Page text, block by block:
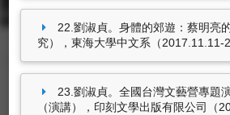
校址: 40704台中市西屯區臺灣大道四段1727
FAX: +886-4-2359-
22.劉淑貞。身體的郊遊：蔡明亮
究），東海大學中文系（2017.11.11-
23.劉淑貞。全國台灣文藝營專題
（演講），印刻文學出版有限公司（